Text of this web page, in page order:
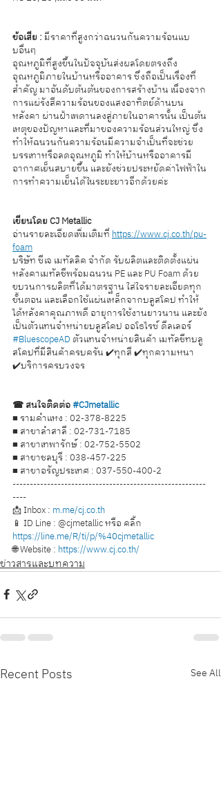
ข้อเสีย : มีราคาที่สูงกว่าฉนวนกันความร้อนแบ
บอื่นๆ
อุณหภูมิที่สูงขึ้นในปัจจุบันส่งผลโดยตรงถึง
อุณหภูมิภายในบ้านหรืออาคาร ซึ่งถือเป็นเรื่องที่
สำคัญ มาอันดับต้นต้นของการสร้างบ้าน เนื่องจาก
การแผ่รังสีความร้อนของแสงอาทิตย์ด้านบน
หลังคา ผ่านฝ้าเพดานลงสู่ภายในอาคารนั้น เป็นต้น
เหตุของปัญหาและที่มาของความร้อนส่วนใหญ่ ซึ่ง
ทำให้ฉนวนกันความร้อนมีความจำเป็นที่จะช่วย
บรรเทาหรือลดอุณหภูมิ ทำให้บ้านหรืออาคารมี
อากาศเย็นสบายขึ้น และยังช่วยประหยัดค่าไฟฟ้าใน
การทำความเย็นได้ในระยะยาวอีกด้วยค่ะ
เขียนโดย CJ Metallic
อ่านรายละเอียดเพิ่มเติมที่ https://www.cj.co.th/pu-
foam
บริษัท ซีเจ เมทัลลิค จำกัด รับผลิตและติดตั้งแผ่น
หลังคาเมทัลชีพร้อมฉนวน PE และ PU Foam ด้วย
ขบวนการผลิตที่ได้มาตรฐาน ใส่ใจรายละเอียดทุก
ขั้นตอน และเลือกใช้แผ่นเหล็กจากบลูสโคป ทำให้
ได้หลังคาคุณภาพดี อายุการใช้งานยาวนาน และยัง
เป็นตัวแทนจำหน่ายบลูสโคป ออโธไรซ์ ดีลเลอร์
#BluescopeAD ตัวแทนจำหน่ายสินค้า เมทัลชีทบลู
สโคปที่มีสินค้าครบครัน ✔️ทุกสี ✔️ทุกความหนา
✔️บริการครบวงจร
☎ สนใจติดต่อ #CJmetallic
■ รามคำแหง : 02-378-8225
■ สาขาลำสาลี : 02-731-7185
■ สาขาเทพารักษ์ : 02-752-5502
■ สาขาชลบุรี : 038-457-225
■ สาขาอรัญประเทศ : 037-550-400-2
--------------------------------------------------------
----
📩 Inbox : m.me/cj.co.th
📱 ID Line : @cjmetallic หรือ คลิ้ก
https://line.me/R/ti/p/%40cjmetallic
🌐 Website : https://www.cj.co.th/
ข่าวสารและบทความ
Recent Posts See All